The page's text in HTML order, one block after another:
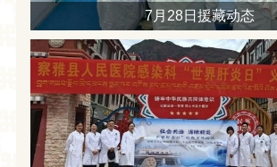
7月28日援藏动态